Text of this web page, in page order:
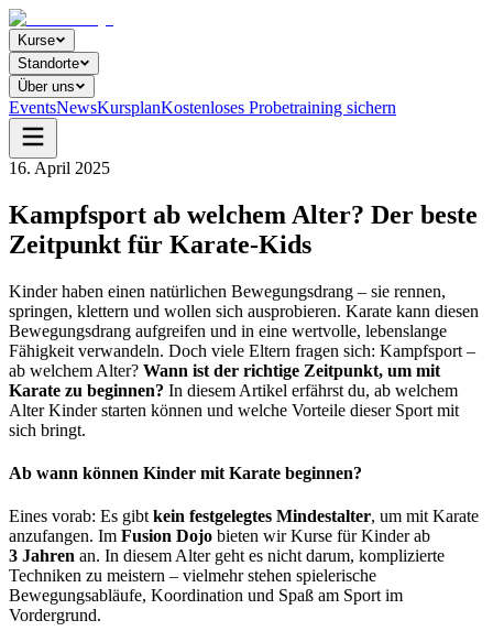
Kurse
Standorte
Über uns
EventsNewsKursplanKostenloses Probetraining sichern
16. April 2025
Kampfsport ab welchem Alter? Der beste
Zeitpunkt für Karate-Kids
Kinder haben einen natürlichen Bewegungsdrang – sie rennen,
springen, klettern und wollen sich ausprobieren. Karate kann diesen
Bewegungsdrang aufgreifen und in eine wertvolle, lebenslange
Fähigkeit verwandeln. Doch viele Eltern fragen sich: Kampfsport –
ab welchem Alter? Wann ist der richtige Zeitpunkt, um mit
Karate zu beginnen? In diesem Artikel erfährst du, ab welchem
Alter Kinder starten können und welche Vorteile dieser Sport mit
sich bringt.
Ab wann können Kinder mit Karate beginnen?
Eines vorab: Es gibt kein festgelegtes Mindestalter, um mit Karate
anzufangen. Im Fusion Dojo bieten wir Kurse für Kinder ab
3 Jahren an. In diesem Alter geht es nicht darum, komplizierte
Techniken zu meistern – vielmehr stehen spielerische
Bewegungsabläufe, Koordination und Spaß am Sport im
Vordergrund.